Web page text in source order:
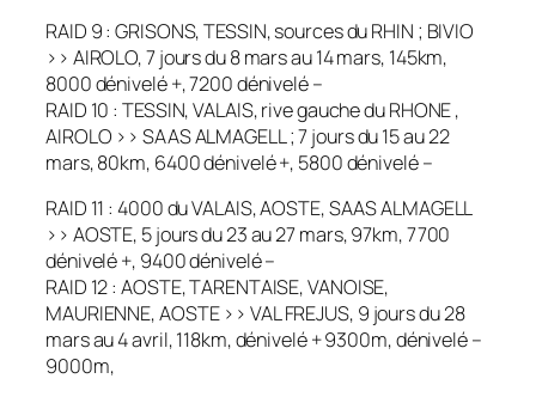
RAID 9 : GRISONS, TESSIN, sources du RHIN ; BIVIO
>> AIROLO, 7 jours du 8 mars au 14 mars, 145km,
8000 dénivelé +, 7200 dénivelé –
RAID 10 : TESSIN, VALAIS, rive gauche du RHONE ,
AIROLO >> SAAS ALMAGELL ; 7 jours du 15 au 22
mars, 80km, 6400 dénivelé +, 5800 dénivelé –
RAID 11 : 4000 du VALAIS, AOSTE, SAAS ALMAGELL
>> AOSTE, 5 jours du 23 au 27 mars, 97km, 7700
dénivelé +, 9400 dénivelé –
RAID 12 : AOSTE, TARENTAISE, VANOISE,
MAURIENNE, AOSTE >> VAL FREJUS, 9 jours du 28
mars au 4 avril, 118km, dénivelé + 9300m, dénivelé –
9000m,